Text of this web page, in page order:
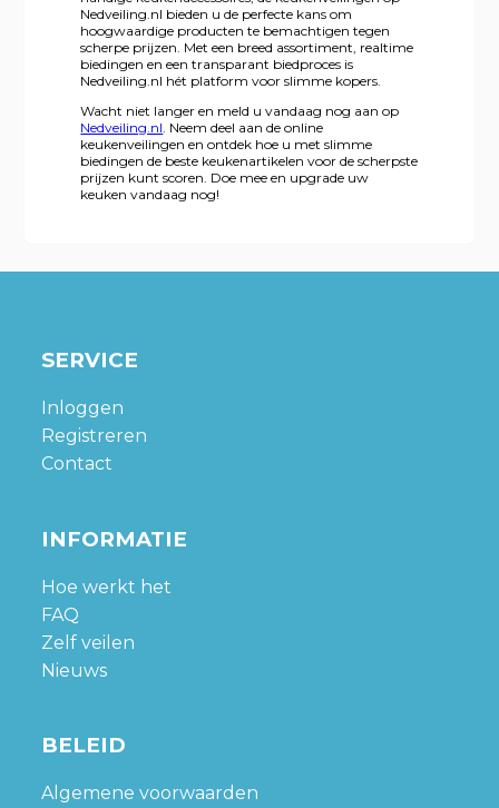
Nedveiling.nl bieden u de perfecte kans om
hoogwaardige producten te bemachtigen tegen
scherpe prijzen. Met een breed assortiment, realtime
biedingen en een transparant biedproces is
Nedveiling.nl hét platform voor slimme kopers.
Wacht niet langer en meld u vandaag nog aan op
Nedveiling.nl . Neem deel aan de online
keukenveilingen en ontdek hoe u met slimme
biedingen de beste keukenartikelen voor de scherpste
prijzen kunt scoren. Doe mee en upgrade uw
keuken vandaag nog!
SERVICE
Inloggen
Registreren
Contact
INFORMATIE
Hoe werkt het
FAQ
Zelf veilen
Nieuws
BELEID
Algemene voorwaarden